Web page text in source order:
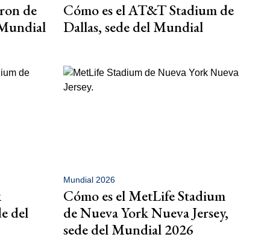
de
Cómo es el AT&T Stadium de
Dallas, sede del Mundial
del
Mundial 2026
Cómo es el MetLife Stadium
de Nueva York Nueva Jersey,
sede del Mundial 2026